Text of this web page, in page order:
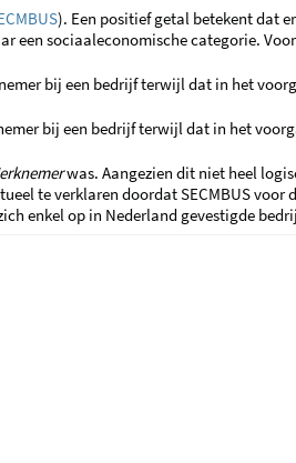
). Een positief getal betekent dat
een sociaaleconomische categorie.
bij een bedrijf terwijl dat in het
bij een bedrijf terwijl dat in het
was. Aangezien dit niet heel
te verklaren doordat SECMBUS voor
enkel op in Nederland gevestigde